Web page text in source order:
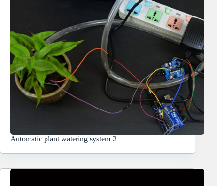
Automatic plant watering system-2